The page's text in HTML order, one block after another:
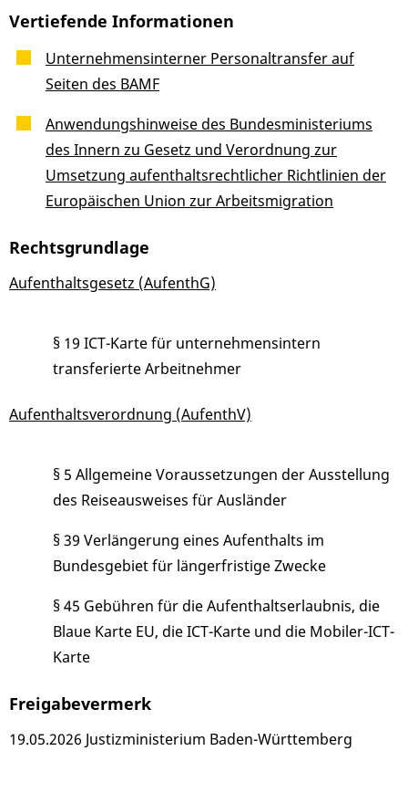
Vertiefende Informationen
Unternehmensinterner Personaltransfer auf
Seiten des BAMF
Anwendungshinweise des Bundesministeriums
des Innern zu Gesetz und Verordnung zur
Umsetzung aufenthaltsrechtlicher Richtlinien der
Europäischen Union zur Arbeitsmigration
Rechtsgrundlage
Aufenthaltsgesetz (AufenthG)
§ 19 ICT-Karte für unternehmensintern
transferierte Arbeitnehmer
Aufenthaltsverordnung (AufenthV)
§ 5 Allgemeine Voraussetzungen der Ausstellung
des Reiseausweises für Ausländer
§ 39 Verlängerung eines Aufenthalts im
Bundesgebiet für längerfristige Zwecke
§ 45 Gebühren für die Aufenthaltserlaubnis, die
Blaue Karte EU, die ICT-Karte und die Mobiler-ICT-
Karte
Freigabevermerk
19.05.2026 Justizministerium Baden-Württemberg